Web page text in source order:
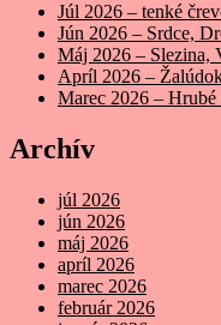
Júl 2026 – tenké
Jún 2026 – Srdce,
Máj 2026 – Slezina,
Apríl 2026 –
Marec 2026 –
Archív
júl 2026
jún 2026
máj 2026
apríl 2026
marec 2026
február 2026